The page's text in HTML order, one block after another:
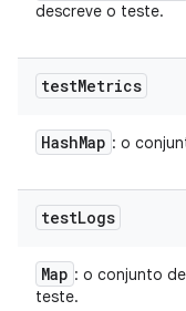
descreve o teste.
testMetrics
HashMap : o
testLogs
Map : o conjunto
teste.